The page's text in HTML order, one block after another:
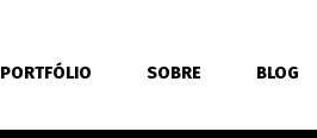
PORTFÓLIO SOBRE BLOG